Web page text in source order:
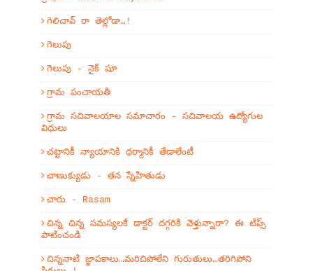
గెలిచావ్ రా తెల్లోడా…!
గెలుపు
గెలుపు - నైక్ షూ
గ్రామ పంచాయతీ
గ్రామ సచివాలయాల సమాచారం - సచివాలయ ఉద్యోగుల
విధులు
చట్టానికీ న్యాయానికి ధర్మానికీ తేడాలేంటీ
చాణుక్యుడు - తన స్నేహితుడు
చారు - Rasam
చిన్న చిన్న సమస్యలకే డాక్టర్ దగ్గరికి వెళ్తున్నారా? ఈ టిప్స్
పాటించండి
చిన్ననాటి జ్ఞాపకాలు…మరిచిపోలేని గురుతులు…తరిగిపోని